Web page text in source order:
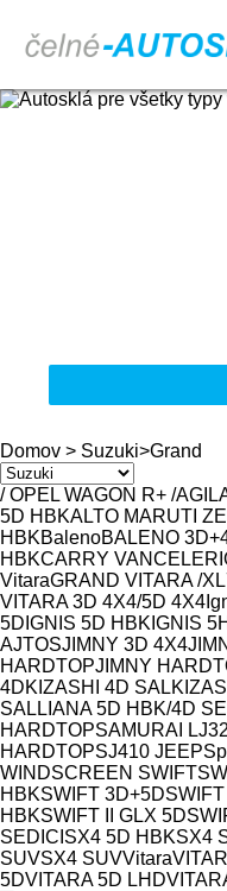
Autosklá
Značka
Model
Domov > Suzuki>Grand
/ OPEL WAGON R+ /
5D HBKALTO MARUTI
HBKBalenoBALENO
HBKCARRY VAN
VitaraGRAND VITARA /
VITARA 3D 4X4/5D 4X4
5D IGNIS 5D HBK IGNIS 5H
AJTOSJIMNY 3D 4X4
HARDTOPJIMNY
4DKIZASHI 4D SAL
SAL LIANA 5D HBK/4D
HARDTOPSAMURAI LJ32
HARDTOPSJ410 JEEP
WINDSCREEN SWIFT
HBKSWIFT 3D+5D
HBKSWIFT II GLX 5D
SEDICI SX4 5D HBKSX4
SUVSX4 SUVVitara
5DVITARA 5D LHD